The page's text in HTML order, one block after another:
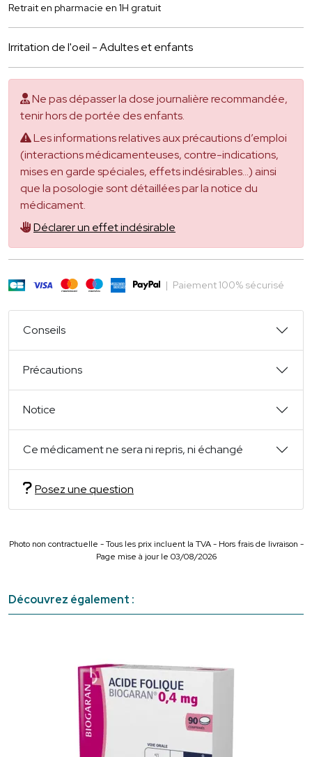
Retrait en pharmacie en 1H gratuit
Irritation de l'oeil - Adultes et enfants
Ne pas dépasser la dose journalière recommandée,
tenir hors de portée des enfants.
Les informations relatives aux précautions d’emploi
(interactions médicamenteuses, contre-indications,
mises en garde spéciales, effets indésirables...) ainsi
que la posologie sont détaillées par la notice du
médicament.
Déclarer un effet indésirable
| Paiement 100% sécurisé
Conseils
Précautions
Notice
Ce médicament ne sera ni repris, ni échangé
Posez une question
Photo non contractuelle - Tous les prix incluent la TVA - Hors frais de livraison -
Page mise à jour le 03/08/2026
Découvrez également :